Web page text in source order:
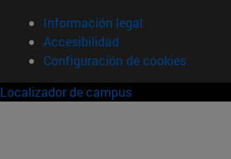
Información legal
Accesibilidad
Configuración de cookies
Localizador de campus